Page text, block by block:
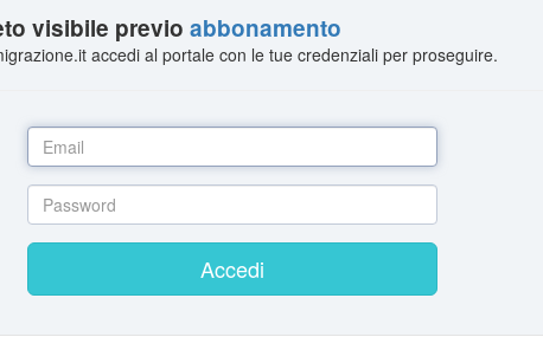
visibile previoabbonamento
accedi al portale con le tue credenziali per proseguire.
Accedi